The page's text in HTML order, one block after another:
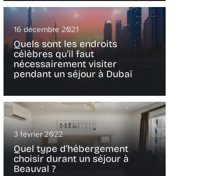
16 décembre 2021
Quels sont les endroits
célèbres qu’il faut
nécessairement visiter
pendant un séjour à Dubaï
3 février 2022
Quel type d’hébergement
choisir durant un séjour à
Beauval ?